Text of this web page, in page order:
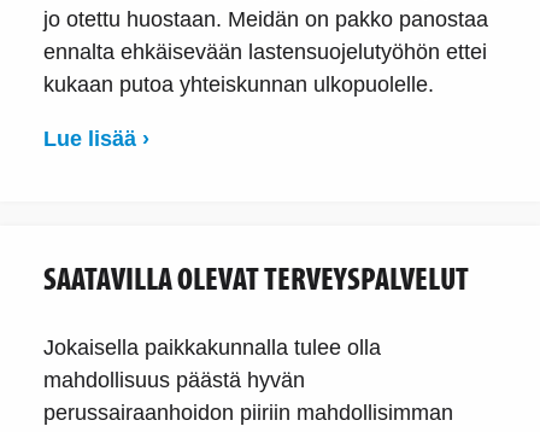
jo otettu huostaan. Meidän on pakko panostaa
ennalta ehkäisevään lastensuojelutyöhön ettei
kukaan putoa yhteiskunnan ulkopuolelle.
Lue lisää ›
SAATAVILLA OLEVAT TERVEYSPALVELUT
Jokaisella paikkakunnalla tulee olla
mahdollisuus päästä hyvän
perussairaanhoidon piiriin mahdollisimman